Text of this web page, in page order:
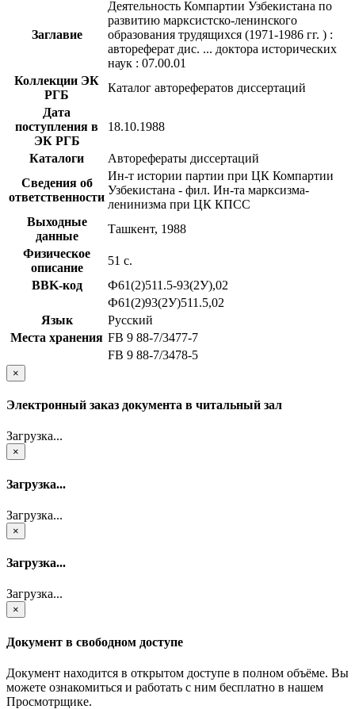
Заглавие
Деятельность Компартии Узбекистана по
развитию марксистско-ленинского
образования трудящихся (1971-1986 гг. ) :
автореферат дис. ... доктора исторических
наук : 07.00.01
Коллекции ЭК
РГБ
Каталог авторефератов диссертаций
Дата
поступления в
ЭК РГБ
18.10.1988
Каталоги
Авторефераты диссертаций
Сведения об
ответственности
Ин-т истории партии при ЦК Компартии
Узбекистана - фил. Ин-та марксизма-
ленинизма при ЦК КПСС
Выходные
данные
Ташкент, 1988
Физическое
описание
51 с.
BBK-код
Ф61(2)511.5-93(2У),02
Ф61(2)93(2У)511.5,02
Язык
Русский
Места хранения FB 9 88-7/3477-7
FB 9 88-7/3478-5
×
Электронный заказ документа в читальный зал
Загрузка...
×
Загрузка...
Загрузка...
×
Загрузка...
Загрузка...
×
Документ в свободном доступе
Документ находится в открытом доступе в полном объёме. Вы
можете ознакомиться и работать с ним бесплатно в нашем
Просмотрщике.